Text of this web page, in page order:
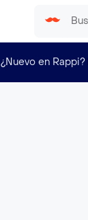
¿Nuevo en Rappi?